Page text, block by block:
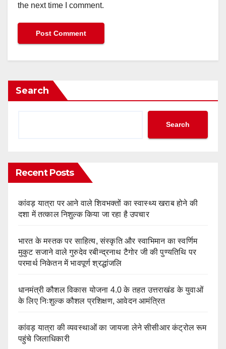
the next time I comment.
Search
Search
Recent Posts
कांवड़ यात्रा पर आने वाले शिवभक्तों का स्वास्थ्य खराब होने की
दशा में तत्काल निशुल्क किया जा रहा है उपचार
भारत के मस्तक पर साहित्य, संस्कृति और स्वाभिमान का स्वर्णिम
मुकुट सजाने वाले गुरुदेव रबीन्द्रनाथ टैगोर जी की पुण्यतिथि पर
परमार्थ निकेतन में भावपूर्ण श्रद्धांजलि
धानमंत्री कौशल विकास योजना 4.0 के तहत उत्तराखंड के युवाओं
के लिए निःशुल्क कौशल प्रशिक्षण, आवेदन आमंत्रित
कांवड़ यात्रा की व्यवस्थाओं का जायजा लेने सीसीआर कंट्रोल रूम
पहुंचे जिलाधिकारी